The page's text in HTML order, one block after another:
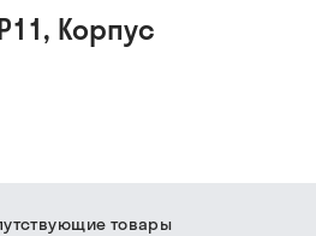
Корпус
товары